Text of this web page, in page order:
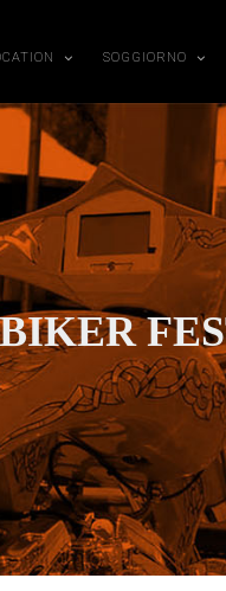
SOGGIORNO